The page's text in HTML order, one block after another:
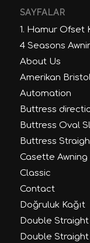
SAYFALAR
1. Hamur Ofset
4 Seasons
About Us
Amerikan
Automation
Buttress
Buttress Oval
Buttress
Casette Awning
Classic
Contact
Doğruluk Kağıt
Double
Double